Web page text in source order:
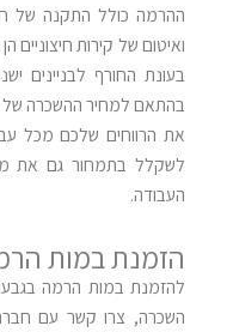
ההרמה כולל התקנה של
ואיטום של קירות חיצוניים
בעונת החורף לבניינים
בהתאם למחיר ההשכרה של
את הרווחים שלכם מכל
לשקלל בתמחור גם את
העבודה.
הזמנת במות
להזמנת במות הרמה
השכרה, צרו קשר עם